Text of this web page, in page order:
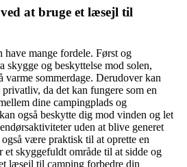
at bruge et læsejl til
mange fordele. Først og
skygge og beskyttelse mod solen,
sommerdage. Derudover kan
da det kan fungere som en
dine campingplads og
også beskytte dig mod vinden og let
uden at blive generet
være praktisk til at oprette en
et skyggefuldt område til at sidde og
læsejl til camping forbedre din